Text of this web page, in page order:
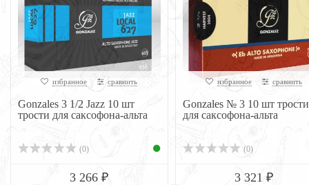
избранное сравнить
Gonzales 3 1/2 Jazz 10 шт
трости для саксофона-альта
(0)
3 266 ₽
избранное сравнить
Gonzales № 3 10 шт трости
для саксофона-альта
(0)
3 321 ₽